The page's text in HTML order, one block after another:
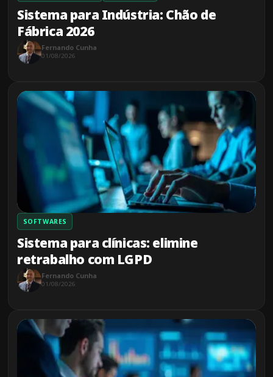
Sistema para Indústria: Chão de
Fábrica 2026
Fernando Cunha
01/08/2026
SOFTWARES
Sistema para clínicas: elimine
retrabalho com LGPD
Fernando Cunha
01/08/2026